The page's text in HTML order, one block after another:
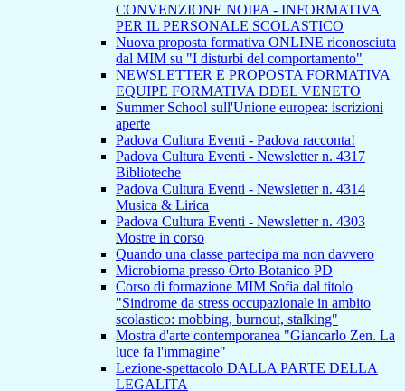
CONVENZIONE NOIPA - INFORMATIVA
PER IL PERSONALE SCOLASTICO
Nuova proposta formativa ONLINE riconosciuta
dal MIM su "I disturbi del comportamento"
NEWSLETTER E PROPOSTA FORMATIVA
EQUIPE FORMATIVA DDEL VENETO
Summer School sull'Unione europea: iscrizioni
aperte
Padova Cultura Eventi - Padova racconta!
Padova Cultura Eventi - Newsletter n. 4317
Biblioteche
Padova Cultura Eventi - Newsletter n. 4314
Musica & Lirica
Padova Cultura Eventi - Newsletter n. 4303
Mostre in corso
Quando una classe partecipa ma non davvero
Microbioma presso Orto Botanico PD
Corso di formazione MIM Sofia dal titolo
"Sindrome da stress occupazionale in ambito
scolastico: mobbing, burnout, stalking"
Mostra d'arte contemporanea "Giancarlo Zen. La
luce fa l'immagine"
Lezione-spettacolo DALLA PARTE DELLA
LEGALITA